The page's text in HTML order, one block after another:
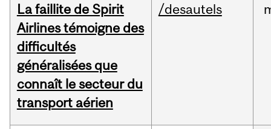
La faillite de Spirit
Airlines témoigne des
difficultés
généralisées que
connaît le secteur du
transport aérien
/desautels